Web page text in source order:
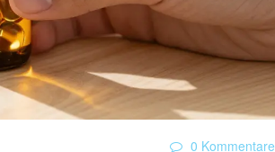
0 Kommentare